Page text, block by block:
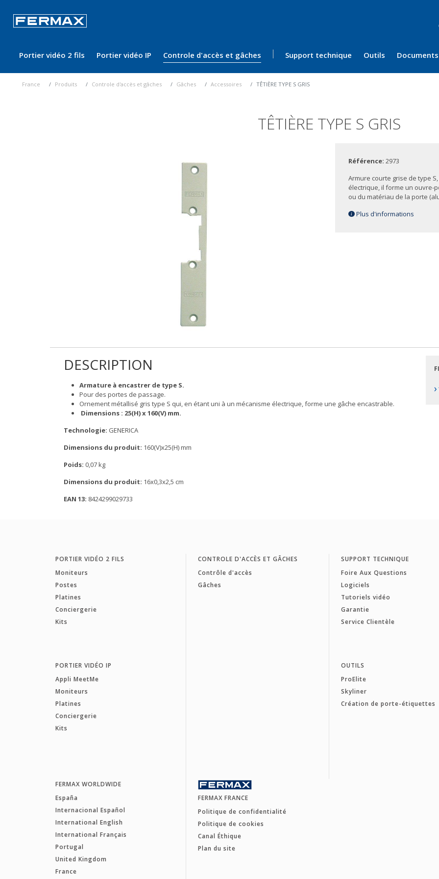
Portier vidéo 2 fils Portier vidéo IP Controle d'accès et gâches Support technique Outils Documents
France Produits Controle d'accès et gâches Gâches Accessoires TÊTIÈRE TYPE S GRIS
TÊTIÈRE TYPE S GRIS
Référence:2973
Armure courte grise de type
électrique, il forme un ouvre-
ou du matériau de la porte
Plus d'informations
DESCRIPTION
Armature à encastrer de type S.
Pour des portes de passage.
Ornement métallisé gris type S qui, en étant uni à un mécanisme électrique, forme une gâche encastrable.
Dimensions : 25(H) x 160(V) mm.
Technologie: GENERICA
Dimensions du produit: 160(V)x25(H) mm
Poids: 0,07 kg
Dimensions du produit: 16x0,3x2,5 cm
EAN 13: 8424299029733
›
PORTIER VIDÉO 2 FILS
Moniteurs
Postes
Platines
Conciergerie
Kits
PORTIER VIDÉO IP
Appli MeetMe
Moniteurs
Platines
Conciergerie
Kits
CONTROLE D'ACCÈS ET GÂCHES
Contrôle d'accès
Gâches
SUPPORT TECHNIQUE
Foire Aux Questions
Logiciels
Tutoriels vidéo
Garantie
Service Clientèle
OUTILS
ProElite
Skyliner
Création de porte-étiquettes
FERMAX WORLDWIDE
España
Internacional Español
International English
International Français
Portugal
United Kingdom
France
FERMAX FRANCE
Politique de confidentialité
Politique de cookies
Canal Éthique
Plan du site